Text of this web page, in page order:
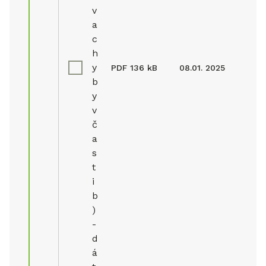
v
a
c
h
y
b
y
v
č
a
s
t
i
b
)
-
d
á
PDF 136 kB 08.01. 2025